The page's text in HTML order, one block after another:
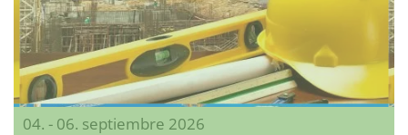
04. - 06. septiembre 2026